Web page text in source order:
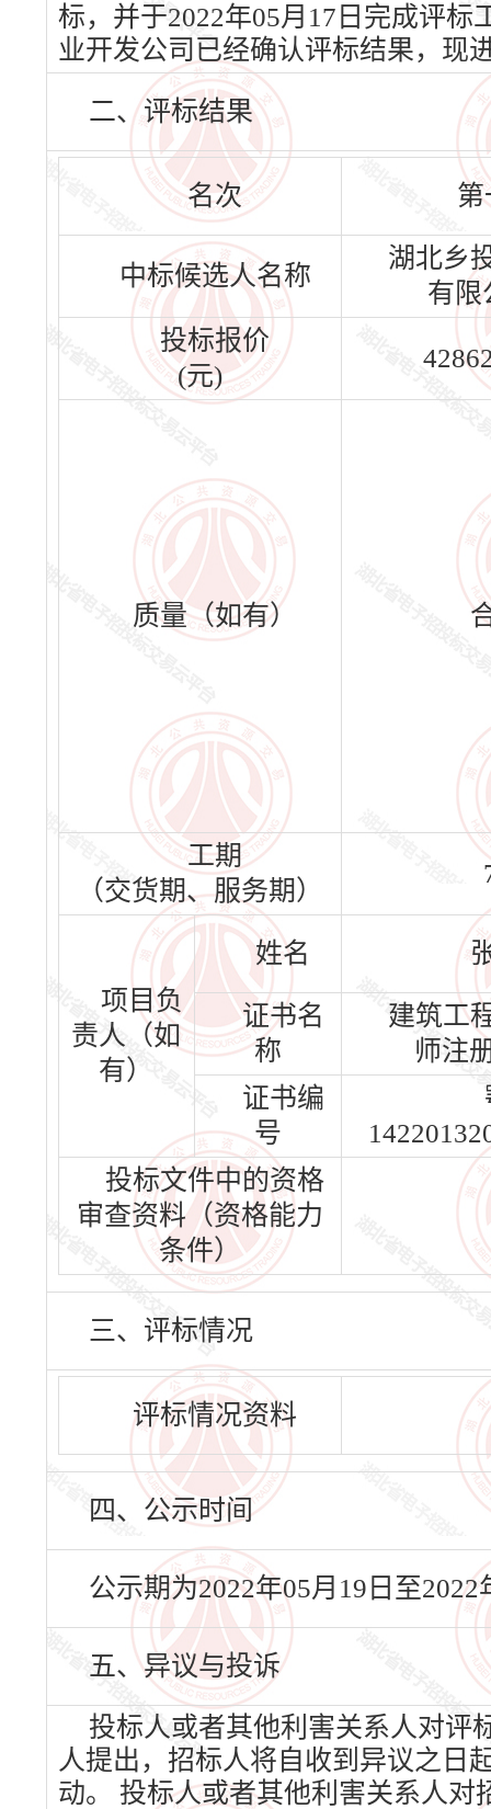
标，并于2022年05月17日完成评
业开发公司已经确认评标结果，现
二、评标结果
名次 第
中标候选人名称
湖北乡
有限
投标报价
(元)
质量（如有）
工期
（交货期、服务期）
项目负
责人（如
有）
姓名
证书名
称
建筑工
师注
证书编
号
投标文件中的资格
审查资料（资格能力
条件）
三、评标情况
评标情况资料
四、公示时间
公示期为2022年05月19日至
五、异议与投诉
投标人或者其他利害关系人对评
人提出，招标人将自收到异议之日
动。 投标人或者其他利害关系人